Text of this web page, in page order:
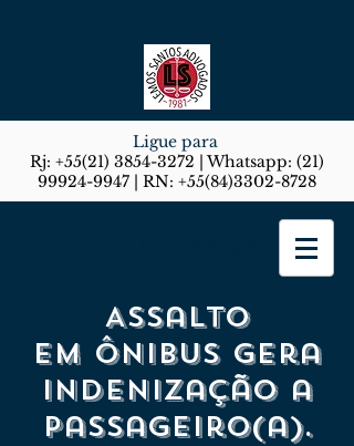
Ligue para
Rj: +55(21) 3854-3272 | Whatsapp: (21)
99924-9947 | RN: +55(84)3302-8728
Assalto
em ônibus gera
indenização a
passageiro(a).